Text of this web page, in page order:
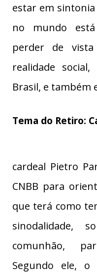
estar em
no mundo
perder de
realidade
Brasil, e também
Tema do Retiro:
cardeal Pietro
CNBB para
que terá como
sinodalidade,
comunhão,
Segundo ele, o